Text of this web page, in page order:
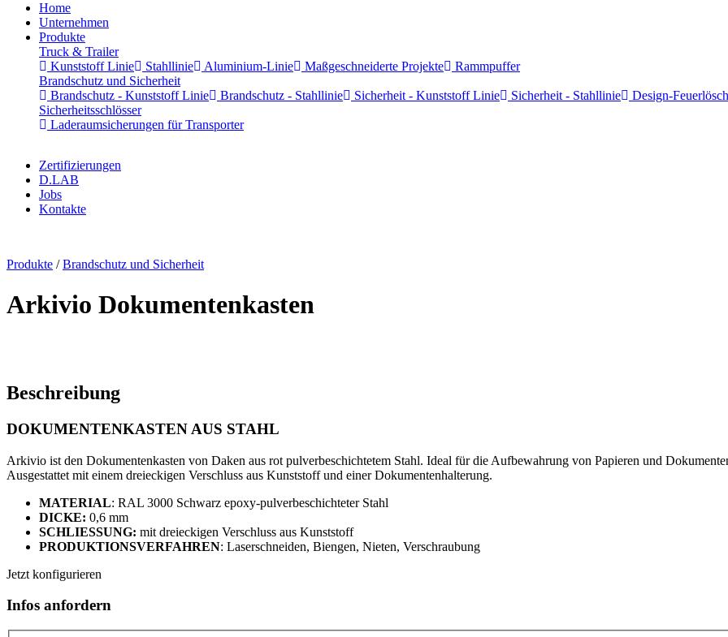
Home
Unternehmen
Produkte
Truck & Trailer
Kunststoff Linie
Stahllinie Aluminium-Linie Maßgeschneiderte Projekte
Rammpuffer
Brandschutz und Sicherheit
Brandschutz - Kunststoff Linie
Brandschutz - Stahllinie Sicherheit - Kunststoff Linie Sicherheit - Stahllinie
Design-
Sicherheitsschlösser
Laderaumsicherungen für Transporter
Zertifizierungen
D.LAB
Jobs
Kontakte
Produkte /Brandschutz und Sicherheit
Arkivio Dokumentenkasten
Beschreibung
DOKUMENTENKASTEN AUS STAHL
Arkivio ist den Dokumentenkasten von Daken aus rot pulverbeschichtetem Stahl. Ideal für die Aufbewahrung von Papieren und
Ausgestattet mit einem dreieckigen Verschluss aus Kunststoff und einer Dokumentenhalterung.
MATERIAL: RAL 3000 Schwarz epoxy-pulverbeschichteter Stahl
DICKE: 0,6 mm
SCHLIESSUNG: mit dreieckigen Verschluss aus Kunststoff
PRODUKTIONSVERFAHREN: Laserschneiden, Biengen, Nieten, Verschraubung
Jetzt konfigurieren
Infos anfordern